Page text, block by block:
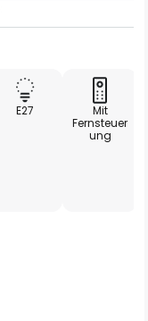
E27
Mit
Fernsteuer
ung